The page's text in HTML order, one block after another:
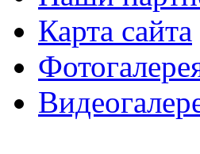
Карта сайта